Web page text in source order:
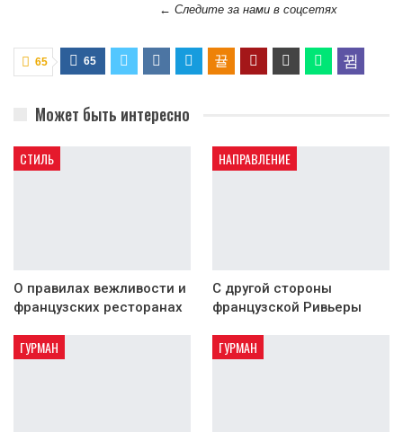
← Следите за нами в соцсетях
65 65
Может быть интересно
СТИЛЬ
О правилах вежливости и
французских ресторанах
НАПРАВЛЕНИЕ
С другой стороны
французской Ривьеры
ГУРМАН ГУРМАН